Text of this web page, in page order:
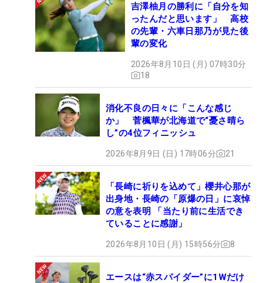
吉澤柚月の勝利に「自分を知
ったんだと思います」 高校
の先輩・六車日那乃が見た後
輩の変化
2026年8月10日 (月) 07時30分
18
消化不良の日々に「こんな感じ
か」 菅楓華が北海道で“憂さ晴ら
し”の4位フィニッシュ
2026年8月9日 (日) 17時06分 21
「長崎に祈りを込めて」櫻井心那が
出身地・長崎の「原爆の日」に哀悼
の意を表明 「当たり前に生活でき
ていることに感謝」
2026年8月10日 (月) 15時56分 8
エースは“赤スパイダー”に1Wだけ